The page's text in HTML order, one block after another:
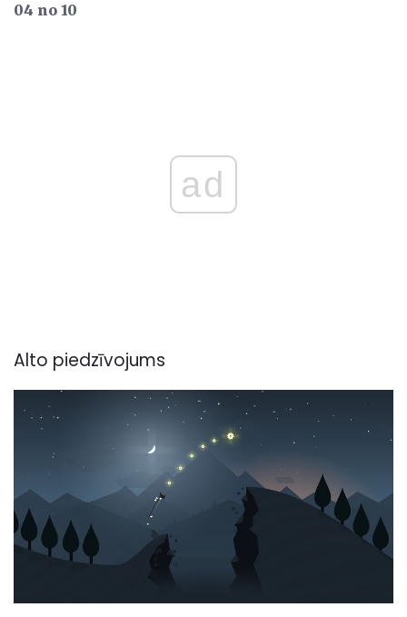
04 no 10
ad
Alto piedzīvojums